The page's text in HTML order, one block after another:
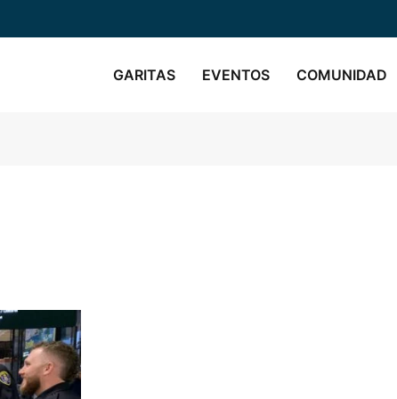
GARITAS EVENTOS COMUNIDAD